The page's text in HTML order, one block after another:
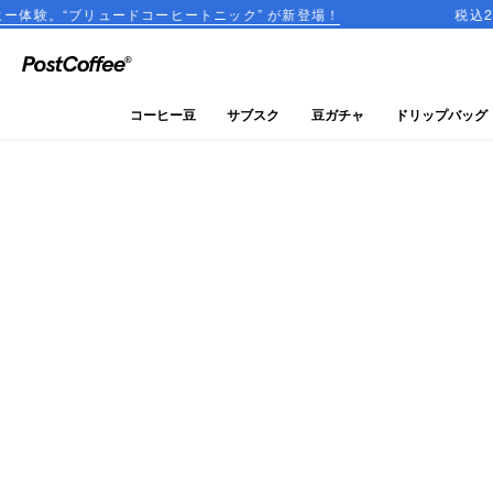
ードコーヒートニック” が新登場！ 税込2,000円以上の
close
コーヒー豆 サブスク 豆ガチャ ドリップバッグ